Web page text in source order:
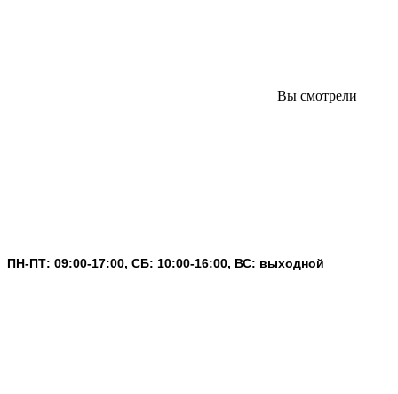
Вы смотрели
ПН-ПТ: 09:00-17:00, СБ: 10:00-16:00, ВС: выходной